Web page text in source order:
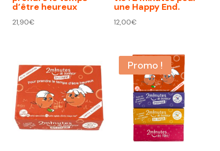
d’être heureux
21,90€
une Happy End.
12,00€
Promo !